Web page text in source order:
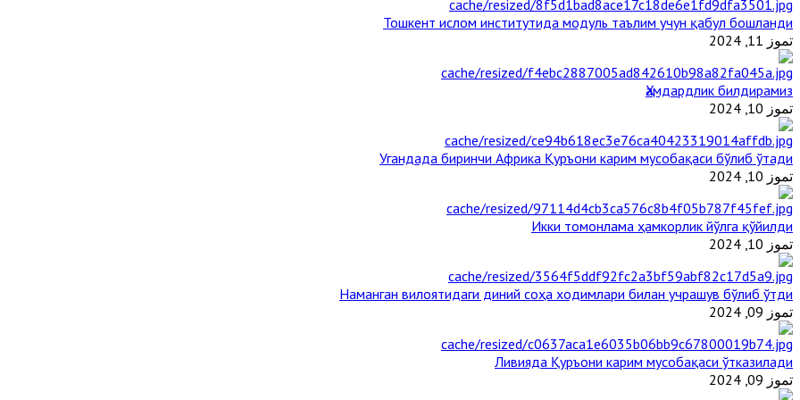
Тошкент ислом институтида модуль таълим учун қабул бошланди
تموز 11, 2024
Ҳамдардлик билдирамиз
تموز 10, 2024
Угандада биринчи Aфрика Қуръони карим мусобақаси бўлиб ўтади
تموز 10, 2024
Икки томонлама ҳамкорлик йўлга қўйилди
تموز 10, 2024
Наманган вилоятидаги диний соҳа ходимлари билан учрашув бўлиб ўтди
تموز 09, 2024
Ливияда Қуръони карим мусобақаси ўтказилади
تموز 09, 2024